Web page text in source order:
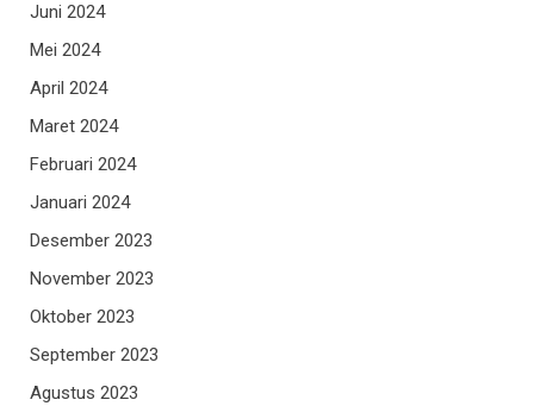
Juni 2024
Mei 2024
April 2024
Maret 2024
Februari 2024
Januari 2024
Desember 2023
November 2023
Oktober 2023
September 2023
Agustus 2023